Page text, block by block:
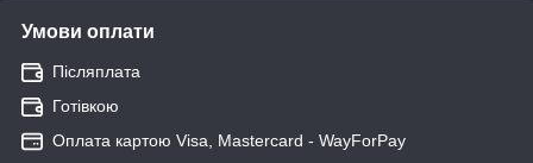
Умови оплати
Післяплата
Готівкою
Оплата картою Visa, Mastercard - WayForPay